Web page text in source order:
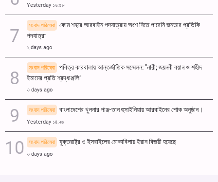
Yesterday ১৬:৫৮
সংবাদ পরিষেবা
কোম শহরে আরবাইন পদযাত্রায় অংশ নিতে পারেনি জনতার প্রতিকি
পদযাত্রা
২ days ago
সংবাদ পরিষেবা
পবিত্র কারবালায় আন্তর্জাতিক সম্মেলন: "নারী; জয়নবী বয়ান ও শহীদ
ইমামের প্রতি শ্রদ্ধাঞ্জলি"
৩ days ago
সংবাদ পরিষেবা বাংলাদেশের খুলনার পাঞ্জ-তান হুসাইনিয়ায় আরবাইনের শোক অনুষ্ঠান।
Yesterday ১৪:২৬
সংবাদ পরিষেবা যুক্তরাষ্ট্র ও ইসরাইলের মোকাবিলায় ইরান বিজয়ী হয়েছে
৩ days ago